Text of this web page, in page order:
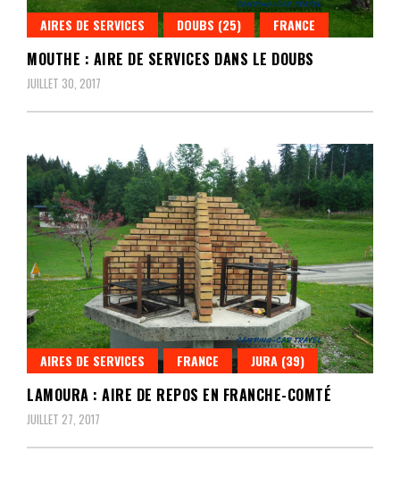
AIRES DE SERVICES DOUBS (25) FRANCE
MOUTHE : AIRE DE SERVICES DANS LE DOUBS
JUILLET 30, 2017
AIRES DE SERVICES FRANCE JURA (39)
LAMOURA : AIRE DE REPOS EN FRANCHE-COMTÉ
JUILLET 27, 2017